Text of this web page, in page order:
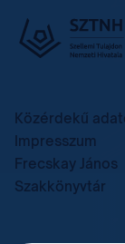
Közérdekű
Impresszum
Frecskay János
Szakkönyvtár